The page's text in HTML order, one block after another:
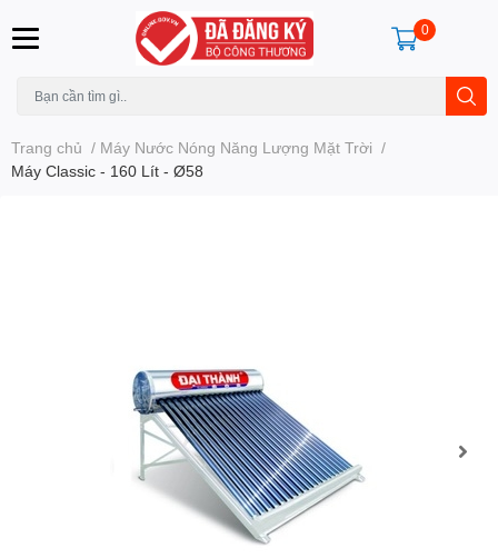
0
Trang chủ / Máy Nước Nóng Năng Lượng Mặt Trời /
Máy Classic - 160 Lít - Ø58